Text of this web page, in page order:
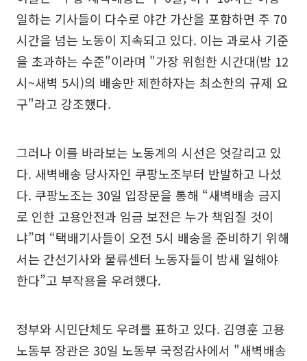
일하는 기사들이 다수로 야간 가산을 포함하면 주 70
시간을 넘는 노동이 지속되고 있다. 이는 과로사 기준
을 초과하는 수준"이라며 "가장 위험한 시간대(밤 12
시~새벽 5시)의 배송만 제한하자는 최소한의 규제 요
구"라고 강조했다.
그러나 이를 바라보는 노동계의 시선은 엇갈리고 있
다. 새벽배송 당사자인 쿠팡노조부터 반발하고 나섰
다. 쿠팡노조는 30일 입장문을 통해 “새벽배송 금지
로 인한 고용안전과 임금 보전은 누가 책임질 것이
냐”며 “택배기사들이 오전 5시 배송을 준비하기 위해
서는 간선기사와 물류센터 노동자들이 밤새 일해야
한다”고 부작용을 우려했다.
정부와 시민단체도 우려를 표하고 있다. 김영훈 고용
노동부 장관은 30일 노동부 국정감사에서 "새벽배송